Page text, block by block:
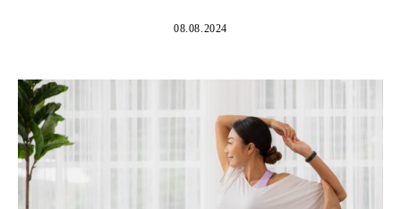
08.08.2024